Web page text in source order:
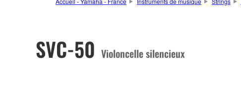
SVC-50 Violoncelle silencieux